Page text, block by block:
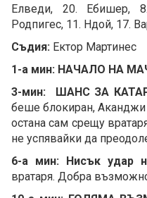
Елведи, 20. Ебишер,
Родпигес, 11. Ндой, 17.
Съдия: Ектор Мартинес
1-а мин: НАЧАЛО НА
3-мин: ШАНС ЗА
беше блокиран, Аканджи
остана сам срещу
не успявайки да
6-а мин: Нисък удар
вратаря. Добра